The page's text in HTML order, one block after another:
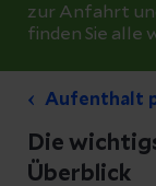
zur Anfahrt
finden Sie alle
Aufenthalt
Die
Überblick